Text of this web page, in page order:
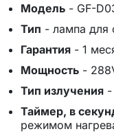
Модель - GF-
Тип - лампа для
Гарантия - 1
Мощность -
Тип излучения -
Таймер, в
режимом